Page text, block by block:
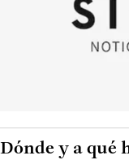
Dónde y a qué